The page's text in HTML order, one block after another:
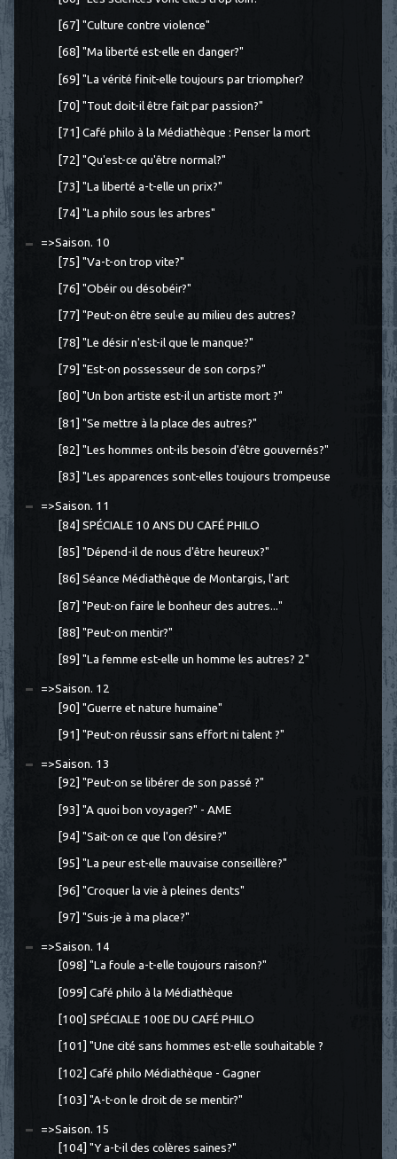
[67] "Culture contre violence"
[68] "Ma liberté est-elle en danger?"
[69] "La vérité finit-elle toujours par triompher?
[70] "Tout doit-il être fait par passion?"
[71] Café philo à la Médiathèque : Penser la mort
[72] "Qu'est-ce qu'être normal?"
[73] "La liberté a-t-elle un prix?"
[74] "La philo sous les arbres"
=>Saison. 10
[75] "Va-t-on trop vite?"
[76] "Obéir ou désobéir?"
[77] "Peut-on être seul·e au milieu des autres?
[78] "Le désir n'est-il que le manque?"
[79] "Est-on possesseur de son corps?"
[80] "Un bon artiste est-il un artiste mort ?"
[81] "Se mettre à la place des autres?"
[82] "Les hommes ont-ils besoin d'être gouvernés?"
[83] "Les apparences sont-elles toujours trompeuse
=>Saison. 11
[84] SPÉCIALE 10 ANS DU CAFÉ PHILO
[85] "Dépend-il de nous d'être heureux?"
[86] Séance Médiathèque de Montargis, l'art
[87] "Peut-on faire le bonheur des autres..."
[88] "Peut-on mentir?"
[89] "La femme est-elle un homme les autres? 2"
=>Saison. 12
[90] "Guerre et nature humaine"
[91] "Peut-on réussir sans effort ni talent ?"
=>Saison. 13
[92] "Peut-on se libérer de son passé ?"
[93] "A quoi bon voyager?" - AME
[94] "Sait-on ce que l'on désire?"
[95] "La peur est-elle mauvaise conseillère?"
[96] "Croquer la vie à pleines dents"
[97] "Suis-je à ma place?"
=>Saison. 14
[098] "La foule a-t-elle toujours raison?"
[099] Café philo à la Médiathèque
[100] SPÉCIALE 100E DU CAFÉ PHILO
[101] "Une cité sans hommes est-elle souhaitable ?
[102] Café philo Médiathèque - Gagner
[103] "A-t-on le droit de se mentir?"
=>Saison. 15
[104] "Y a-t-il des colères saines?"